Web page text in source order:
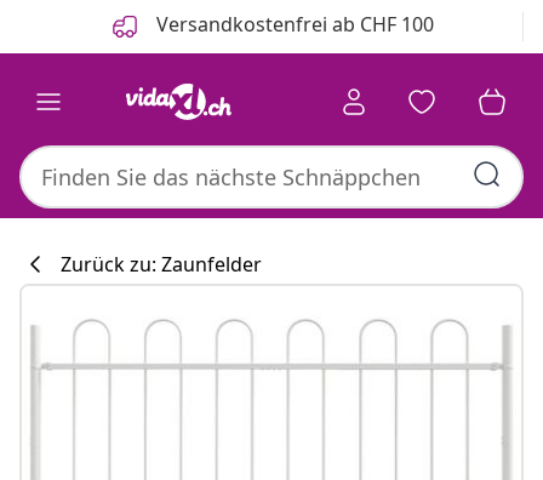
Versandkostenfrei ab CHF 100
Zurück zu: Zaunfelder